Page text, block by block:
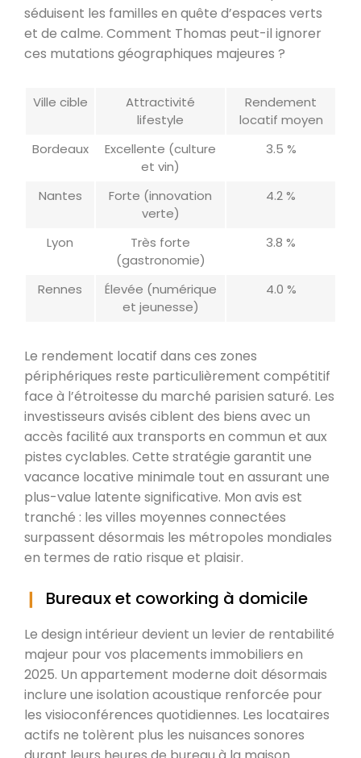
séduisent les familles en quête d’espaces verts
et de calme. Comment Thomas peut-il ignorer
ces mutations géographiques majeures ?
Ville cible
Attractivité
lifestyle
Rendement
locatif moyen
Bordeaux
Excellente (culture
et vin)
3.5 %
Nantes
Forte (innovation
verte)
4.2 %
Lyon
Très forte
(gastronomie)
3.8 %
Rennes
Élevée (numérique
et jeunesse)
4.0 %
Le rendement locatif dans ces zones
périphériques reste particulièrement compétitif
face à l’étroitesse du marché parisien saturé. Les
investisseurs avisés ciblent des biens avec un
accès facilité aux transports en commun et aux
pistes cyclables. Cette stratégie garantit une
vacance locative minimale tout en assurant une
plus-value latente significative. Mon avis est
tranché : les villes moyennes connectées
surpassent désormais les métropoles mondiales
en termes de ratio risque et plaisir.
Bureaux et coworking à domicile
Le design intérieur devient un levier de rentabilité
majeur pour vos placements immobiliers en
2025. Un appartement moderne doit désormais
inclure une isolation acoustique renforcée pour
les visioconférences quotidiennes. Les locataires
actifs ne tolèrent plus les nuisances sonores